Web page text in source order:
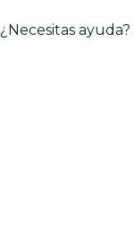
¿Necesitas ayuda?